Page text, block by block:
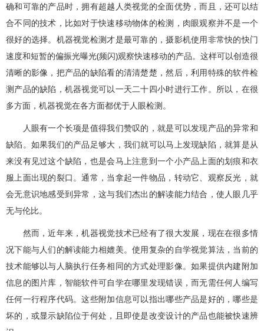
确和可靠的产品时，拥有超越人类视觉的全面优势，而且，还可以结
合不同的技术，比如对于快速移动物体的检测，肉眼观察并不是一个
很好的选择。机器视觉检测才是最可靠的，摄影机使用非常快的快门
速度和短暂的偏振光曝光(频闪)观察快速移动的产品。这样可以创造很
清晰的影像，把产品的缺陷看的清清楚楚，然后，利用特殊的软件检
测产品的缺陷，机器视觉可以一天二十四小时进行工作。所以，在很
多方面，机器视觉在各方面都优于人眼检测。
人眼有一个长项是值得我们赞叹的，就是可以发现产品的异常和
缺陷。如果我们的产品足够大，我们就可以马上发现缺陷，就算是从
来没有见过这个缺陷，也是会马上注意到一个小产品上面的划痕和衣
服上面出现的裂口。通常，当拿起一件物品，转动它、观察反光，就
会无意识地感受到异常，这与我们杰出的解读能力结合，使人眼几乎
无与伦比。
然而，近年来，机器视觉技术已经有了很大发展，现在在很多情
况下能与人们的解读能力相媲美。使用复杂的自学视觉算法，当前的
技术能够以与人脑执行任务相同的方式处理影像。如果提供内建附加
信息的图片库，智能软件可自学在哪里发现错误，而无需任何人编写
任何一行程序代码。这些附加信息可以指出哪些产品是好的，哪些是
坏的，或显示缺陷位于何处，且即使是改变设计的产品也能被快速辨